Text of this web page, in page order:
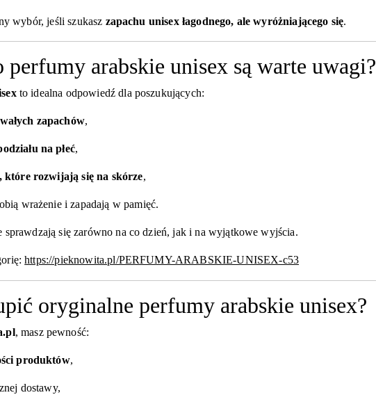
wybór, jeśli szukasz zapachu unisex łagodnego, ale wyróżniającego się.
perfumy arabskie unisex są warte uwagi?
to idealna odpowiedź dla poszukujących:
zapachów,
na płeć,
rozwijają się na skórze,
wrażenie i zapadają w pamięć.
sprawdzają się zarówno na co dzień, jak i na wyjątkowe wyjścia.
https://pieknowita.pl/PERFUMY-ARABSKIE-UNISEX-c53
oryginalne perfumy arabskie unisex?
, masz pewność:
produktów,
dostawy,